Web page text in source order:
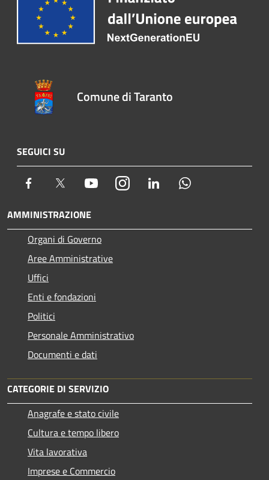
Comune di Taranto
SEGUICI SU
Facebook Twitter YoutubeInstagram LinkedIn
AMMINISTRAZIONE
Organi di Governo
Aree Amministrative
Uffici
Enti e fondazioni
Politici
Personale Amministrativo
Documenti e dati
CATEGORIE DI SERVIZIO
Anagrafe e stato civile
Cultura e tempo libero
Vita lavorativa
Imprese e Commercio